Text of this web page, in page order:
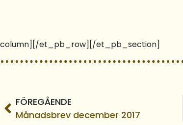
et_pb_row][/et_pb_section]
FÖREGÅENDE
Månadsbrev december 2017